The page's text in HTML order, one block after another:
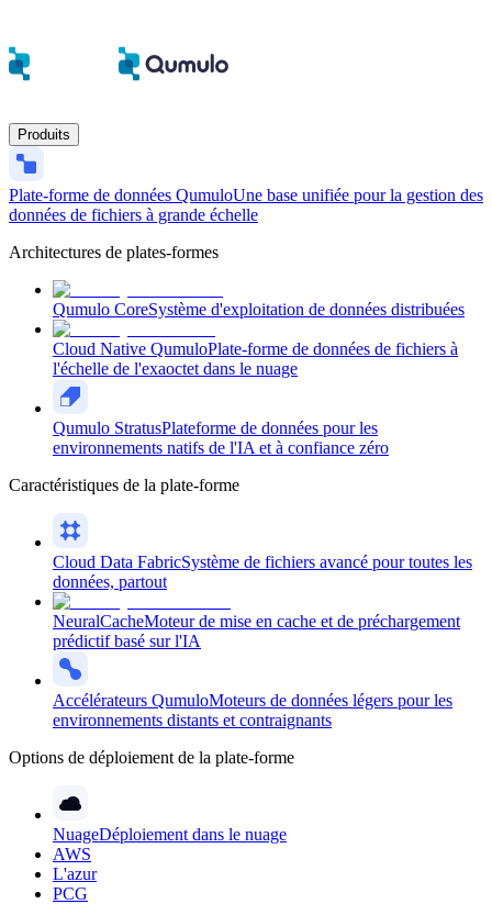
Produits
Plate-forme de données QumuloUne base unifiée pour la gestion des
données de fichiers à grande échelle
Architectures de plates-formes
Qumulo CoreSystème d'exploitation de données distribuées
Cloud Native QumuloPlate-forme de données de fichiers à
l'échelle de l'exaoctet dans le nuage
Qumulo StratusPlateforme de données pour les
environnements natifs de l'IA et à confiance zéro
Caractéristiques de la plate-forme
Cloud Data FabricSystème de fichiers avancé pour toutes les
données, partout
NeuralCacheMoteur de mise en cache et de préchargement
prédictif basé sur l'IA
Accélérateurs QumuloMoteurs de données légers pour les
environnements distants et contraignants
Options de déploiement de la plate-forme
NuageDéploiement dans le nuage
AWS
L'azur
PCG